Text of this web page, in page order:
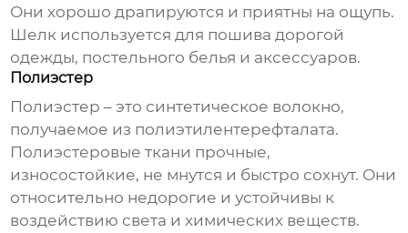
Они хорошо драпируются и приятны на ощупь.
Шелк используется для пошива дорогой
одежды, постельного белья и аксессуаров.
Полиэстер
Полиэстер – это синтетическое волокно,
получаемое из полиэтилентерефталата.
Полиэстеровые ткани прочные,
износостойкие, не мнутся и быстро сохнут. Они
относительно недорогие и устойчивы к
воздействию света и химических веществ.